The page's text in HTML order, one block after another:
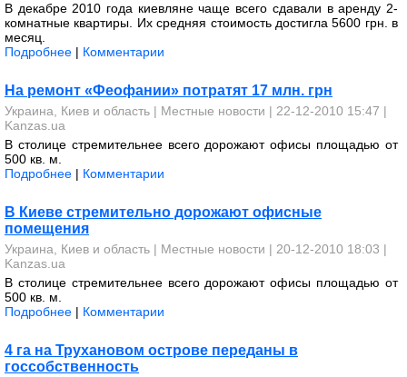
В декабре 2010 года киевляне чаще всего сдавали в аренду 2-
комнатные квартиры. Их средняя стоимость достигла 5600 грн. в
месяц.
Подробнее | Комментарии
На ремонт «Феофании» потратят 17 млн. грн
Украина, Киев и область | Местные новости | 22-12-2010 15:47 |
Kanzas.ua
В столице стремительнее всего дорожают офисы площадью от
500 кв. м.
Подробнее | Комментарии
В Киеве стремительно дорожают офисные
помещения
Украина, Киев и область | Местные новости | 20-12-2010 18:03 |
Kanzas.ua
В столице стремительнее всего дорожают офисы площадью от
500 кв. м.
Подробнее | Комментарии
4 га на Трухановом острове переданы в
госсобственность